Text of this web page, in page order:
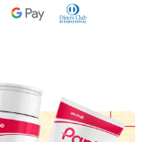
Google PayDiners Club